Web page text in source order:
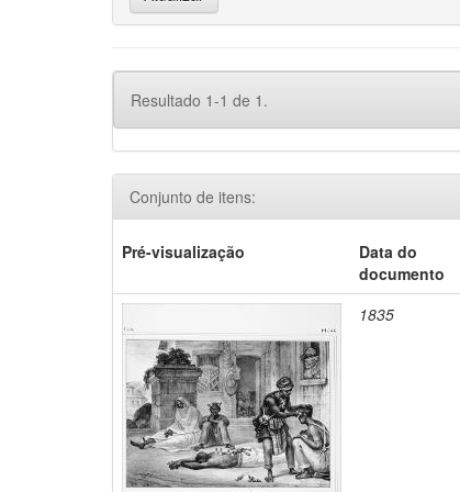
Resultado 1-1 de 1.
Conjunto de itens:
Pré-visualização
Data do
documento
1835